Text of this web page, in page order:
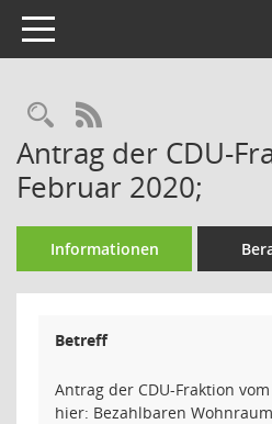
Toggle navigation
Rechercheauswahl
RSS-Feed
Antrag der CDU-
Februar 2020;
Informationen
Betreff
Antrag der CDU-Fraktion
hier: Bezahlbaren